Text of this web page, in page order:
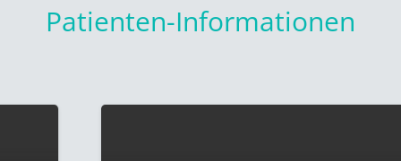
Patienten-Informationen